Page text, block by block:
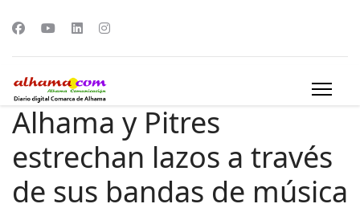
Alhama y Pitres
estrechan lazos a través
de sus bandas de música